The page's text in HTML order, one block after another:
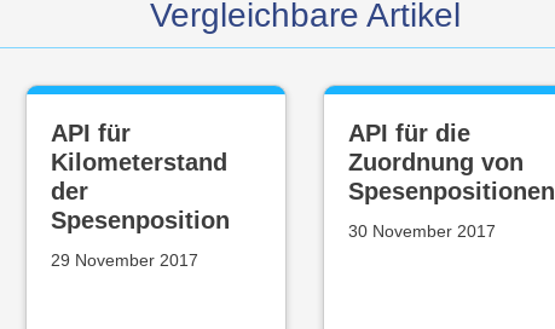
Vergleichbare Artikel
API für
Kilometerstand
der
Spesenposition
29 November 2017
API für die
Zuordnung von
Spesenpositionen
30 November 2017